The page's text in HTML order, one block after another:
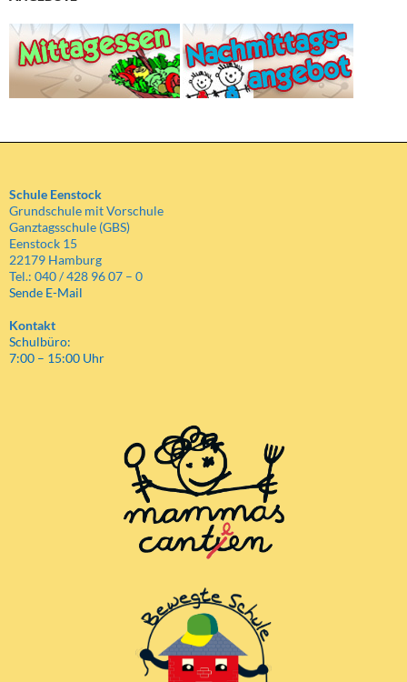
Schule Eenstock
Grundschule mit Vorschule
Ganztagsschule (GBS)
Eenstock 15
22179 Hamburg
Tel.: 040 / 428 96 07 – 0
Sende E-Mail
Kontakt
Schulbüro:
7:00 – 15:00 Uhr